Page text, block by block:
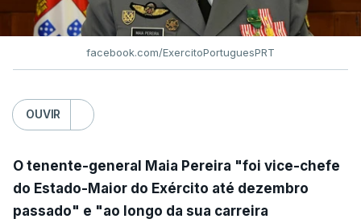
facebook.com/ExercitoPortuguesPRT
OUVIR
O tenente-general Maia Pereira "foi vice-chefe
do Estado-Maior do Exército até dezembro
passado" e "ao longo da sua carreira